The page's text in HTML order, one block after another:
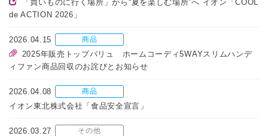
「買いものに行く場所」から“夏を楽しむ場所”へ イオン「COOL
de ACTION 2026」
2026.04.15 商品
2025年販売トップバリュ ホームコーディ5WAYスリムハンデ
ィファン商品回収のお詫びとお知らせ
2026.04.08 商品
イオン東北株式会社「食品安全宣言」
2026.03.27 その他